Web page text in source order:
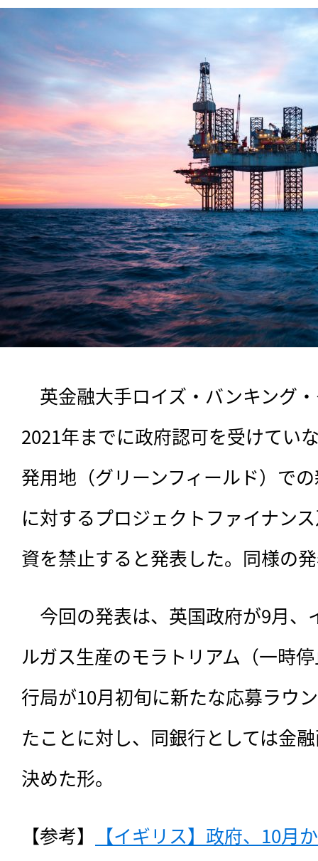
英金融大手ロイズ・バンキング
2021年までに政府認可を受けてい
発用地（グリーンフィールド）で
に対するプロジェクトファイナン
資を禁止すると発表した。同様の
今回の発表は、 英国政府が9月、
ルガス生産のモラトリアム（一時
行局が10月初旬に新たな応募ラウ
たことに対し、同銀行としては金
決めた形。
【参考】
【イギリス】政府、10月